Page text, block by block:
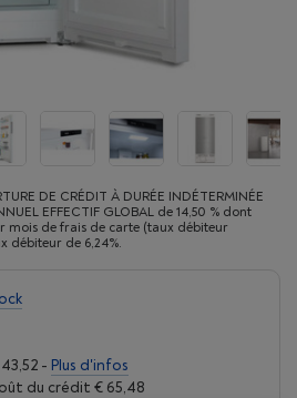
DE CRÉDIT À DURÉE INDÉTERMINÉE
EFFECTIF GLOBAL de 14,50 % dont
mois de frais de carte (taux débiteur
débiteur de 6,24%.
- Plus d'infos
du crédit € 65,48